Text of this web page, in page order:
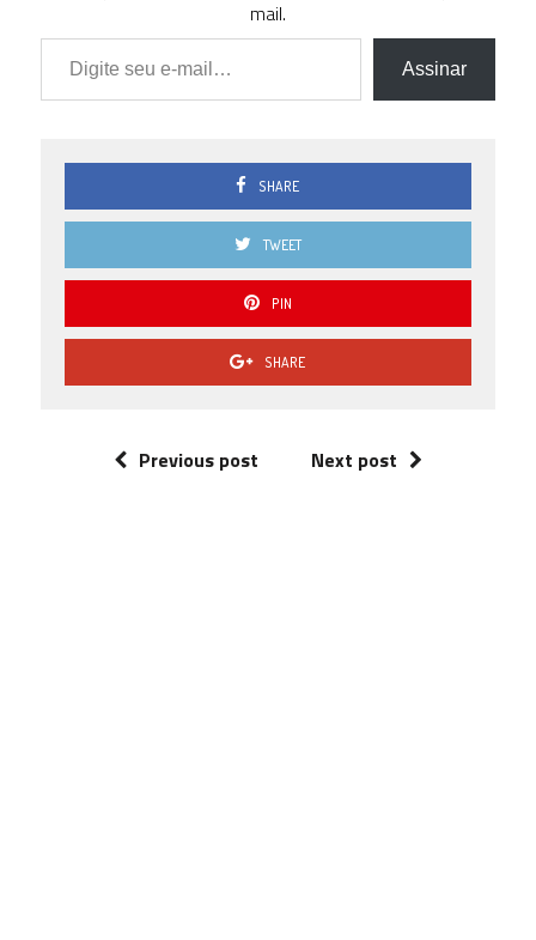
mail.
Digite seu e-mail…
Assinar
SHARE
TWEET
PIN
SHARE
Previous post Next post